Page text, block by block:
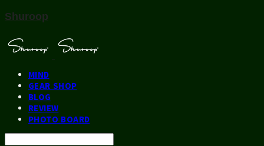
Shuroop
MIND
GEAR SHOP
BLOG
REVIEW
PHOTO BOARD